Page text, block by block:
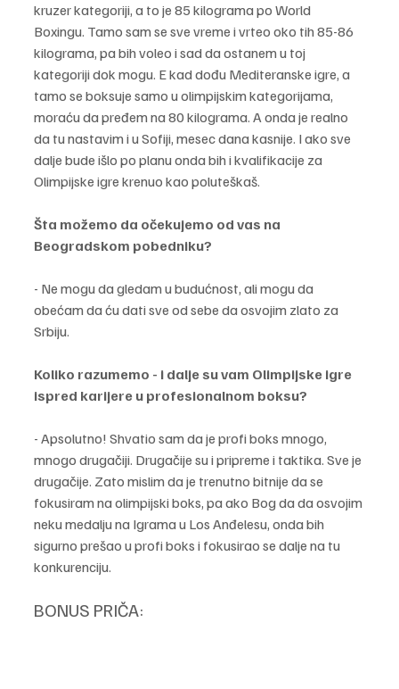
kruzer kategoriji, a to je 85 kilograma po World
Boxingu. Tamo sam se sve vreme i vrteo oko tih 85-86
kilograma, pa bih voleo i sad da ostanem u toj
kategoriji dok mogu. E kad dođu Mediteranske igre, a
tamo se boksuje samo u olimpijskim kategorijama,
moraću da pređem na 80 kilograma. A onda je realno
da tu nastavim i u Sofiji, mesec dana kasnije. I ako sve
dalje bude išlo po planu onda bih i kvalifikacije za
Olimpijske igre krenuo kao poluteškaš.
Šta možemo da očekujemo od vas na
Beogradskom pobedniku?
- Ne mogu da gledam u budućnost, ali mogu da
obećam da ću dati sve od sebe da osvojim zlato za
Srbiju.
Koliko razumemo - i dalje su vam Olimpijske igre
ispred karijere u profesionalnom boksu?
- Apsolutno! Shvatio sam da je profi boks mnogo,
mnogo drugačiji. Drugačije su i pripreme i taktika. Sve je
drugačije. Zato mislim da je trenutno bitnije da se
fokusiram na olimpijski boks, pa ako Bog da da osvojim
neku medalju na Igrama u Los Anđelesu, onda bih
sigurno prešao u profi boks i fokusirao se dalje na tu
konkurenciju.
BONUS PRIČA: